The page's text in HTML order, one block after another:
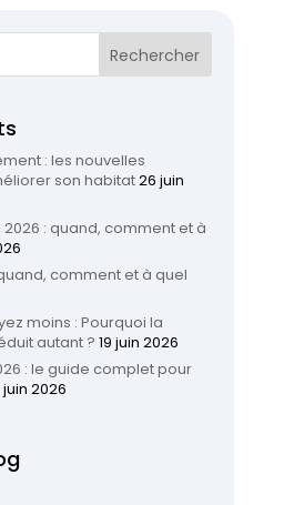
: les nouvelles
son habitat26 juin
: quand, comment et à
comment et à quel
moins : Pourquoi la
autant ? 19 juin 2026
: le guide complet pour
juin 2026